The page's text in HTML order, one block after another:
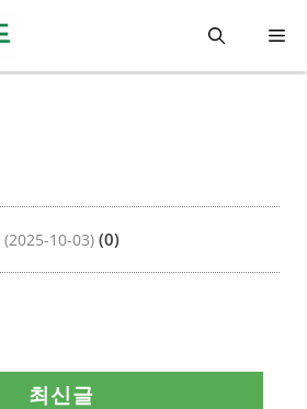
메
(2025-10-03) (0)
최신글